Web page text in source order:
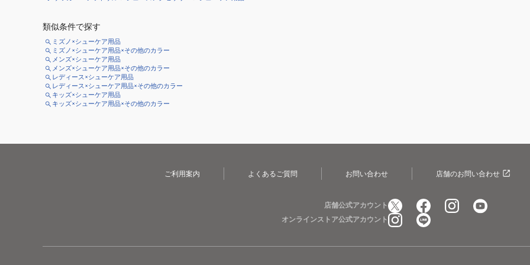
類似条件で探す
ミズノ×シューケア用品
ミズノ×シューケア用品×その他のカラー
メンズ×シューケア用品
メンズ×シューケア用品×その他のカラー
レディース×シューケア用品
レディース×シューケア用品×その他のカラー
キッズ×シューケア用品
キッズ×シューケア用品×その他のカラー
ご利用案内 よくあるご質問 お問い合わせ 店舗のお問い合わせ
店舗公式アカウント
オンラインストア公式アカウント